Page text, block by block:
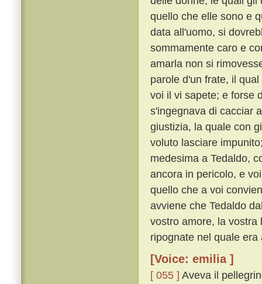
quello che elle sono e
data all'uomo, si
sommamente caro e
amarla non si
parole d'un frate, il
voi il vi sapete; e forse
s'ingegnava di cacciar
giustizia, la quale con
voluto lasciare
medesima a Tedaldo,
ancora in pericolo, e
quello che a voi
avviene che Tedaldo
vostro amore, la vostra
ripognate nel quale
[Voice: emilia ]
[ 055 ] Aveva il